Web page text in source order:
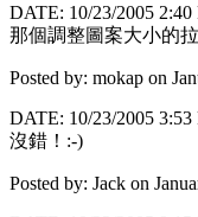
DATE: 10/23/2005 2:40
那個調整圖案大小的
Posted by: mokap on
DATE: 10/23/2005 3:53
沒錯！:-)
Posted by: Jack on